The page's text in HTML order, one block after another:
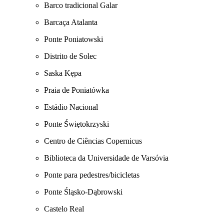
Barco tradicional Galar
Barcaça Atalanta
Ponte Poniatowski
Distrito de Solec
Saska Kępa
Praia de Poniatówka
Estádio Nacional
Ponte Świętokrzyski
Centro de Ciências Copernicus
Biblioteca da Universidade de Varsóvia
Ponte para pedestres/bicicletas
Ponte Śląsko-Dąbrowski
Castelo Real